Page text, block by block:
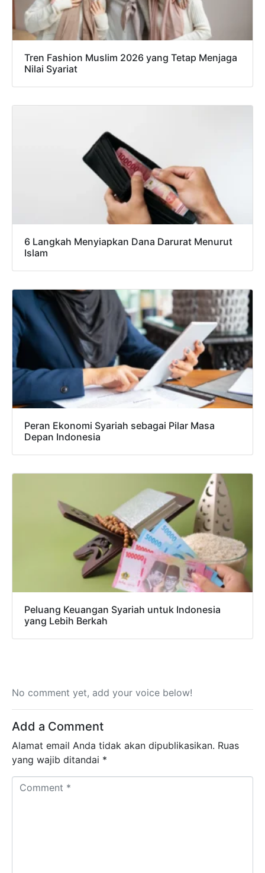
Tren Fashion Muslim 2026 yang Tetap Menjaga
Nilai Syariat
6 Langkah Menyiapkan Dana Darurat Menurut
Islam
Peran Ekonomi Syariah sebagai Pilar Masa
Depan Indonesia
Peluang Keuangan Syariah untuk Indonesia
yang Lebih Berkah
No comment yet, add your voice below!
Add a Comment
Alamat email Anda tidak akan dipublikasikan. Ruas
yang wajib ditandai *
Comment *